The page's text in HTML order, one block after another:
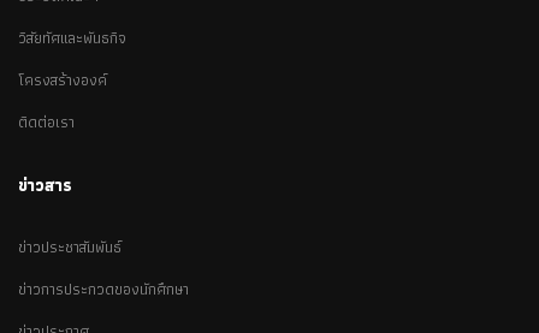
วิสัยทัศและพันธกิจ
โครงสร้างองค์
ติดต่อเรา
ข่าวสาร
ข่าวประชาสัมพันธ์
ข่าวการประกวดของนักศึกษา